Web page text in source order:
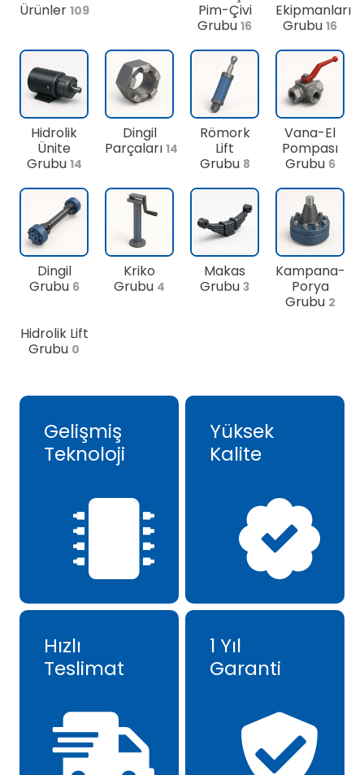
Ürünler 109
Pim-Çivi
Grubu 16
Ekipmanları
Grubu 16
Hidrolik
Ünite
Grubu 14
Dingil
Parçaları 14
Römork
Lift
Grubu 8
Vana-El
Pompası
Grubu 6
Dingil
Grubu 6
Kriko
Grubu 4
Makas
Grubu 3
Kampana-
Porya
Grubu 2
Hidrolik Lift
Grubu 0
Gelişmiş
Teknoloji
Yüksek
Kalite
Hızlı
Teslimat
1 Yıl
Garanti